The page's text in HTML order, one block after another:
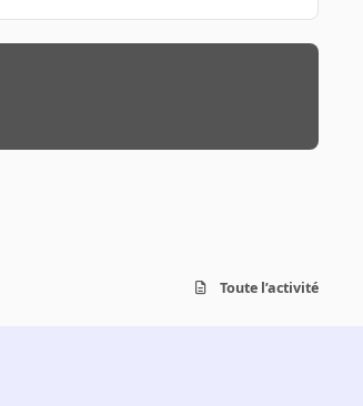
Toute l’activité